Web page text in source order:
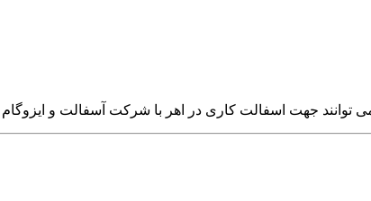
توانند جهت اسفالت کاری در اهر با شرکت آسفالت و